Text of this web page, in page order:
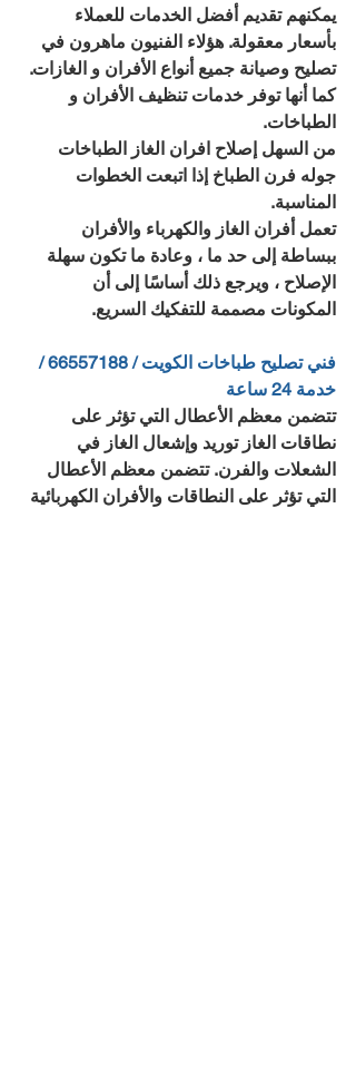
يمكنهم تقديم أفضل الخدمات للعملاء
بأسعار معقولة. هؤلاء الفنيون ماهرون في
تصليح وصيانة جميع أنواع الأفران و الغازات.
كما أنها توفر خدمات تنظيف الأفران و
الطباخات.
من السهل إصلاح افران الغاز الطباخات
جوله فرن الطباخ إذا اتبعت الخطوات
المناسبة.
تعمل أفران الغاز والكهرباء والأفران
ببساطة إلى حد ما ، وعادة ما تكون سهلة
الإصلاح ، ويرجع ذلك أساسًا إلى أن
المكونات مصممة للتفكيك السريع.
فني تصليح طباخات الكويت / 66557188 /
خدمة 24 ساعة
تتضمن معظم الأعطال التي تؤثر على
نطاقات الغاز توريد وإشعال الغاز في
الشعلات والفرن. تتضمن معظم الأعطال
التي تؤثر على النطاقات والأفران الكهربائية